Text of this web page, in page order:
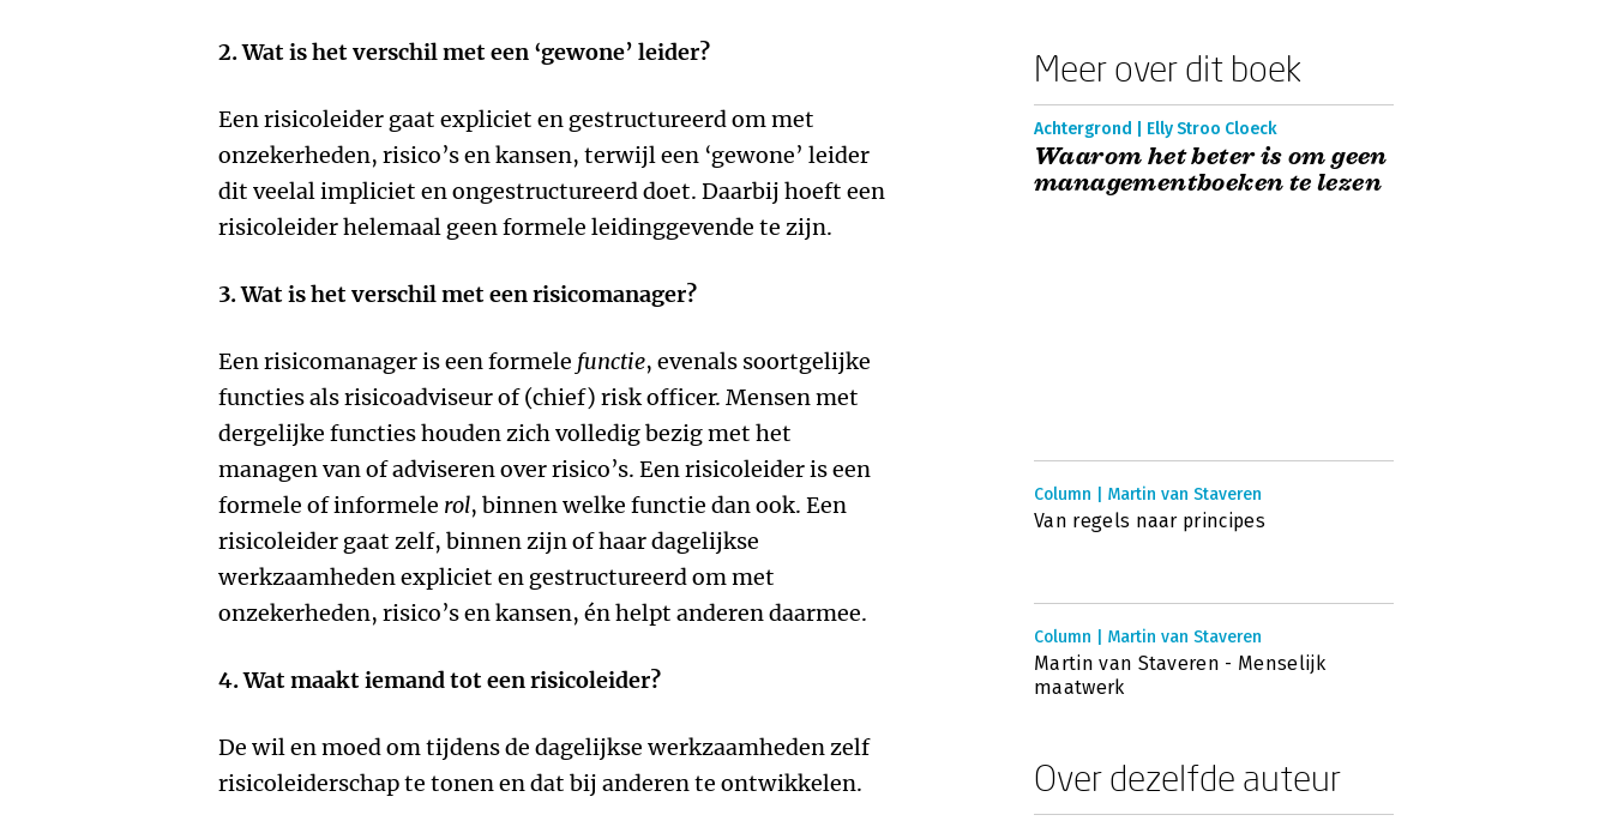
2. Wat is het verschil met een ‘gewone’ leider?
Een risicoleider gaat expliciet en gestructureerd om met
onzekerheden, risico’s en kansen, terwijl een ‘gewone’ leider
dit veelal impliciet en ongestructureerd doet. Daarbij hoeft een
risicoleider helemaal geen formele leidinggevende te zijn.
3. Wat is het verschil met een risicomanager?
Een risicomanager is een formele functie, evenals soortgelijke
functies als risicoadviseur of (chief) risk officer. Mensen met
dergelijke functies houden zich volledig bezig met het
managen van of adviseren over risico’s. Een risicoleider is een
formele of informele rol, binnen welke functie dan ook. Een
risicoleider gaat zelf, binnen zijn of haar dagelijkse
werkzaamheden expliciet en gestructureerd om met
onzekerheden, risico’s en kansen, én helpt anderen daarmee.
4. Wat maakt iemand tot een risicoleider?
De wil en moed om tijdens de dagelijkse werkzaamheden zelf
risicoleiderschap te tonen en dat bij anderen te ontwikkelen.
Meer over dit boek
Achtergrond | Elly Stroo Cloeck
Waarom het beter is om geen
managementboeken te lezen
Column | Martin van Staveren
Van regels naar principes
Column | Martin van Staveren
Martin van Staveren - Menselijk
maatwerk
Over dezelfde auteur